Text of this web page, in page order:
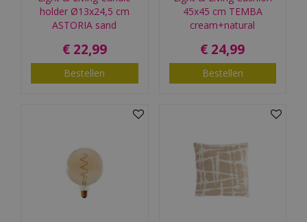
holder Ø13x24,5 cm
ASTORIA sand
€ 22,99
Bestellen
45x45 cm TEMBA
cream+natural
€ 24,99
Bestellen